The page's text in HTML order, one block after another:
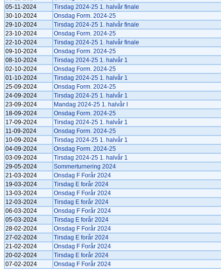
05-11-2024
Tirsdag 2024-25 1. halvår finale
30-10-2024
Onsdag Form. 2024-25
29-10-2024
Tirsdag 2024-25 1. halvår finale
23-10-2024
Onsdag Form. 2024-25
22-10-2024
Tirsdag 2024-25 1. halvår finale
09-10-2024
Onsdag Form. 2024-25
08-10-2024
Tirsdag 2024-25 1. halvår 1
02-10-2024
Onsdag Form. 2024-25
01-10-2024
Tirsdag 2024-25 1. halvår 1
25-09-2024
Onsdag Form. 2024-25
24-09-2024
Tirsdag 2024-25 1. halvår 1
23-09-2024
Mandag 2024-25 1. halvår I
18-09-2024
Onsdag Form. 2024-25
17-09-2024
Tirsdag 2024-25 1. halvår 1
11-09-2024
Onsdag Form. 2024-25
10-09-2024
Tirsdag 2024-25 1. halvår 1
04-09-2024
Onsdag Form. 2024-25
03-09-2024
Tirsdag 2024-25 1. halvår 1
29-05-2024
Sommerturnering 2024
21-03-2024
Onsdag F Forår 2024
19-03-2024
Tirsdag E forår 2024
13-03-2024
Onsdag F Forår 2024
12-03-2024
Tirsdag E forår 2024
06-03-2024
Onsdag F Forår 2024
05-03-2024
Tirsdag E forår 2024
28-02-2024
Onsdag F Forår 2024
27-02-2024
Tirsdag E forår 2024
21-02-2024
Onsdag F Forår 2024
20-02-2024
Tirsdag E forår 2024
07-02-2024
Onsdag F Forår 2024